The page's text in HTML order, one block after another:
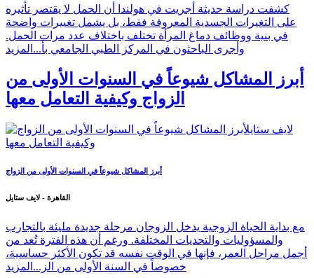
كشفت دراسة حديثة أجريت في هولندا أن الحمل لا يقتصر تأثيره
على التغيرات الجسدية المعروفة فقط، بل يشمل تغييرات واضحة
في بنية ووظائف دماغ المرأة تختلف باختلاف عدد مرات الحمل.
وأجرى الباحثون في المركز الطبي الجامعي بأ... المزيد
أبرز المشاكل شيوعاً في السنوات الأولى من
الزواج وكيفية التعامل معها
أبرز المشاكل شيوعاً في السنوات الأولى من الزواج
القاهرة - لايف ستايل
مع بداية الحياة الزوجية يدخل الزوجان مرحلة جديدة مليئة بالتجارب
والمسؤوليات والتحديات المختلفة. ورغم أن هذه الفترة تُعد من
أجمل مراحل العمر، فإنها في الوقت نفسه قد تكون الأكثر حساسية،
خصوصاً في السنة الأولى من الز... المزيد